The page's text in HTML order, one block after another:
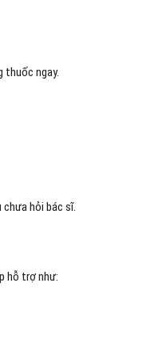
thuốc ngay.
hỏi bác sĩ.
hỗ trợ như: